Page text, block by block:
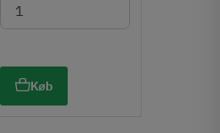
Køb